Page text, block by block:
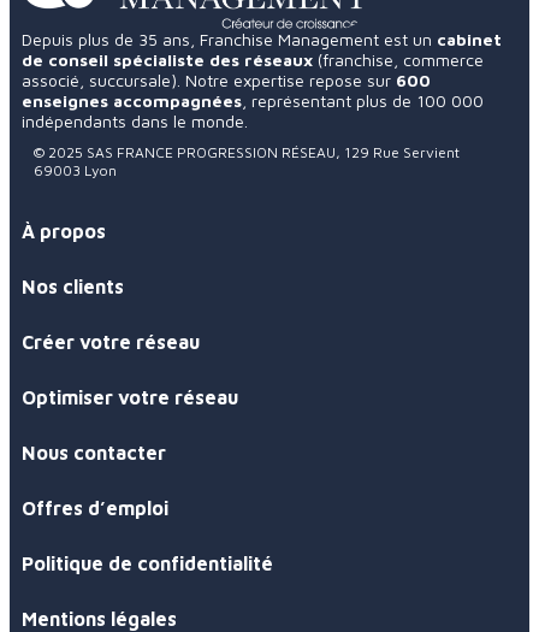
Depuis plus de 35 ans, Franchise Management est un cabinet
de conseil spécialiste des réseaux (franchise, commerce
associé, succursale). Notre expertise repose sur 600
enseignes accompagnées , représentant plus de 100 000
indépendants dans le monde.
© 2025 SAS FRANCE PROGRESSION RÉSEAU, 129 Rue Servient
69003 Lyon
À propos
Nos clients
Créer votre réseau
Optimiser votre réseau
Nous contacter
Offres d’emploi
Politique de confidentialité
Mentions légales